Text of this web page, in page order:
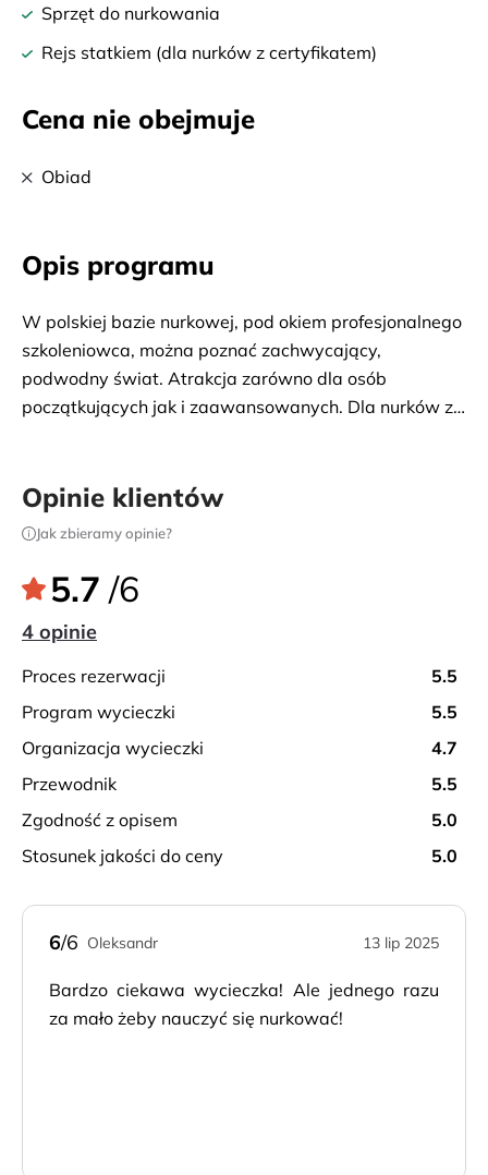
Sprzęt do nurkowania
Rejs statkiem (dla nurków z certyfikatem)
Cena nie obejmuje
Obiad
Opis programu
W polskiej bazie nurkowej, pod okiem profesjonalnego
szkoleniowca, można poznać zachwycający,
podwodny świat. Atrakcja zarówno dla osób
początkujących jak i zaawansowanych. Dla nurków z
Opinie klientów
Jak zbieramy opinie?
5.7 /6
4 opinie
proces rezerwacji
5.5
program wycieczki
5.5
organizacja wycieczki
4.7
przewodnik
5.5
zgodność z opisem
5.0
stosunek jakości do ceny
5.0
6/6 Oleksandr 13 lip 2025
Bardzo ciekawa wycieczka! Ale jednego razu
za mało żeby nauczyć się nurkować!